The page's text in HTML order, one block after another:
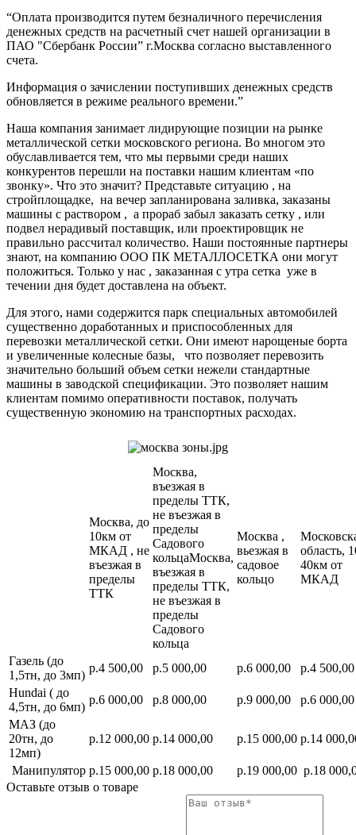
“Оплата производится путем безналичного перечисления
денежных средств на расчетный счет нашей организации в
ПАО "Сбербанк России” г.Москва согласно выставленного
счета.
Информация о зачислении поступивших денежных средств
обновляется в режиме реального времени.”
Наша компания занимает лидирующие позиции на рынке
металлической сетки московского региона. Во многом это
обуславливается тем, что мы первыми среди наших
конкурентов перешли на поставки нашим клиентам «по
звонку». Что это значит? Представьте ситуацию , на
стройплощадке, на вечер запланирована заливка, заказаны
машины с раствором , а прораб забыл заказать сетку , или
подвел нерадивый поставщик, или проектировщик не
правильно рассчитал количество. Наши постоянные партнеры
знают, на компанию ООО ПК МЕТАЛЛОСЕТКА они могут
положиться. Только у нас , заказанная с утра сетка уже в
течении дня будет доставлена на объект.
Для этого, нами содержится парк специальных автомобилей
существенно доработанных и приспособленных для
перевозки металлической сетки. Они имеют нарощеные борта
и увеличенные колесные базы, что позволяет перевозить
значительно больший объем сетки нежели стандартные
машины в заводской спецификации. Это позволяет нашим
клиентам помимо оперативности поставок, получать
существенную экономию на транспортных расходах.
Москва, до
10км от
МКАД , не
въезжая в
пределы
ТТК
Москва,
въезжая в
пределы ТТК,
не въезжая в
пределы
Садового
кольцаМосква,
въезжая в
пределы ТТК,
не въезжая в
пределы
Садового
кольца
Москва ,
вьезжая в
садовое
кольцо
область,
40км от
МКАД
Газель (до
1,5тн, до 3мп)
р.4 500,00 р.5 000,00 р.6 000,00
р.4 500,00
Hundai ( до
4,5тн, до 6мп)
р.6 000,00 р.8 000,00 р.9 000,00
р.6 000,00
МАЗ (до
20тн, до
12мп)
р.12 000,00 р.14 000,00 р.15 000,00 р.14
Манипулятор р.15 000,00 р.18 000,00 р.19 000,00 р.18
Оставьте отзыв о товаре